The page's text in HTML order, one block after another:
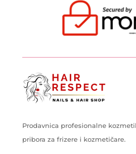
Prodavnica profesionalne
pribora za frizere i kozmetičare.